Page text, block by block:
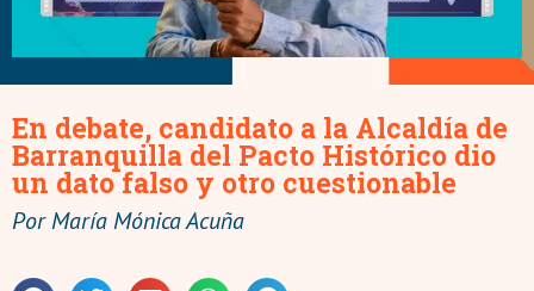
En debate, candidato a la Alcaldía de
Barranquilla del Pacto Histórico dio
un dato falso y otro cuestionable
PorMaría Mónica Acuña